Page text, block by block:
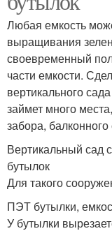
Любая емкость
выращивания
своевременный
части емкости.
вертикального
займет много
забора,
Вертикальный сад
бутылок
Для такого
ПЭТ бутылки,
У бутылки